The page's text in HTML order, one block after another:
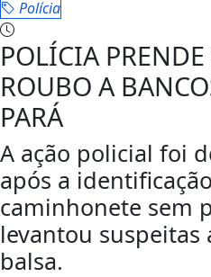
Polícia
POLÍCIA
ROUBO A
PARÁ
A ação policial foi
após a
caminhonete sem
levantou suspeitas
balsa.